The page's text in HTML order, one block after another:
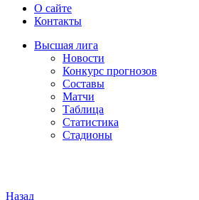
О сайте
Контакты
Высшая лига
Новости
Конкурс прогнозов
Составы
Матчи
Таблица
Статистика
Стадионы
Назад